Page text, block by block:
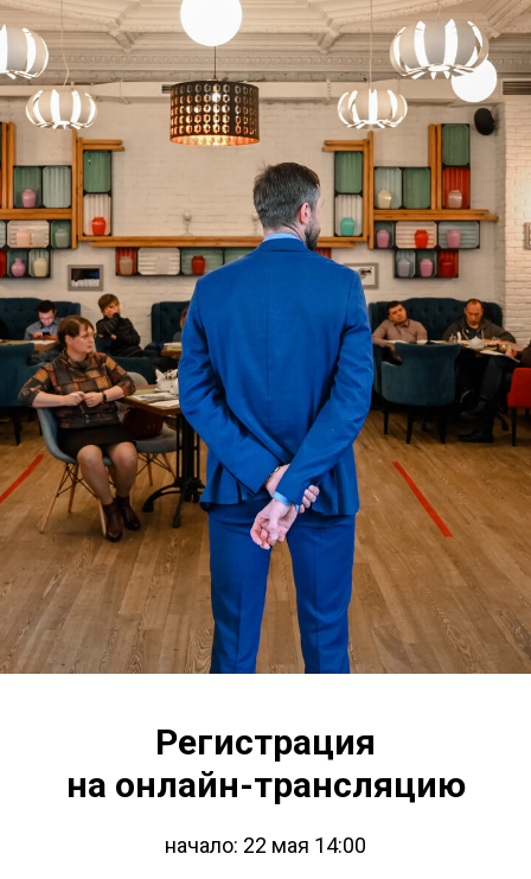
Регистрация
на онлайн-трансляцию
начало: 22 мая 14:00